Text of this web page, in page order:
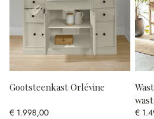
Gootsteenkast Orlévine
€ 1.998,00
€